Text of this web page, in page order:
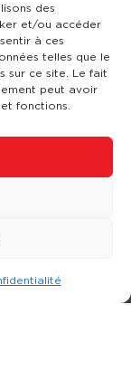
des
et/ou accéder
à ces
telles que le
sur ce site. Le fait
peut avoir
fonctions.